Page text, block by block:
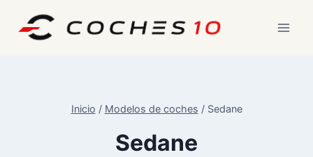
Inicio / Modelos de coches / Sedane
Sedane